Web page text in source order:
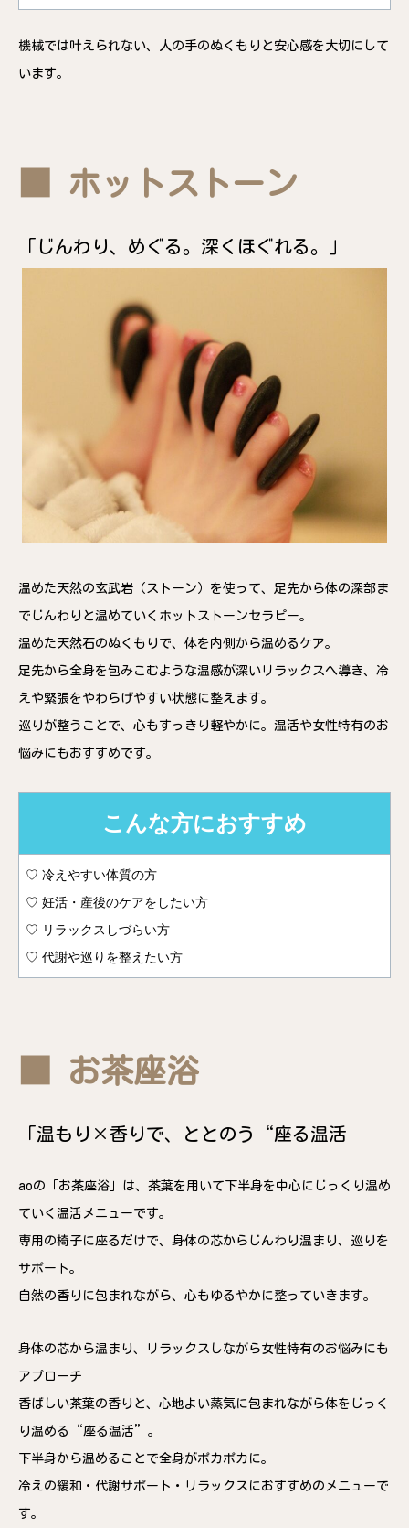
機械では叶えられない、人の手のぬくもりと安心感を大切にして
います。
■ ホットストーン
「じんわり、めぐる。深くほぐれる。」
温めた天然の玄武岩（ストーン）を使って、足先から体の深部ま
でじんわりと温めていくホットストーンセラピー。
温めた天然石のぬくもりで、体を内側から温めるケア。
足先から全身を包みこむような温感が深いリラックスへ導き、冷
えや緊張をやわらげやすい状態に整えます。
巡りが整うことで、心もすっきり軽やかに。温活や女性特有のお
悩みにもおすすめです。
こんな方におすすめ
♡ 冷えやすい体質の方
♡ 妊活・産後のケアをしたい方
♡ リラックスしづらい方
♡ 代謝や巡りを整えたい方
■ お茶座浴
「温もり×香りで、ととのう“座る温活
aoの「お茶座浴」は、茶葉を用いて下半身を中心にじっくり温め
ていく温活メニューです。
専用の椅子に座るだけで、身体の芯からじんわり温まり、巡りを
サポート。
自然の香りに包まれながら、心もゆるやかに整っていきます。
身体の芯から温まり、リラックスしながら女性特有のお悩みにも
アプローチ
香ばしい茶葉の香りと、心地よい蒸気に包まれながら体をじっく
り温める“座る温活”。
下半身から温めることで全身がポカポカに。
冷えの緩和・代謝サポート・リラックスにおすすめのメニューで
す。